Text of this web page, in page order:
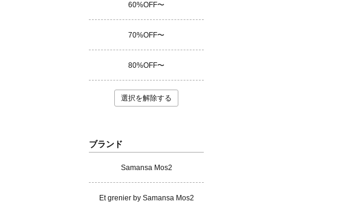
60%OFF〜
70%OFF〜
80%OFF〜
選択を解除する
ブランド
Samansa Mos2
Et grenier by Samansa Mos2